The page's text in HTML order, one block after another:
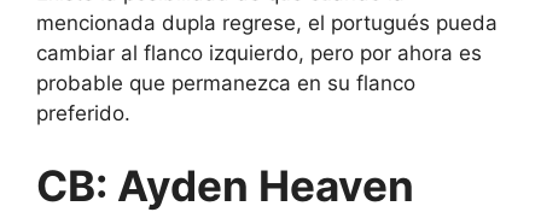
mencionada dupla regrese, el portugués pueda
cambiar al flanco izquierdo, pero por ahora es
probable que permanezca en su flanco
preferido.
CB: Ayden Heaven